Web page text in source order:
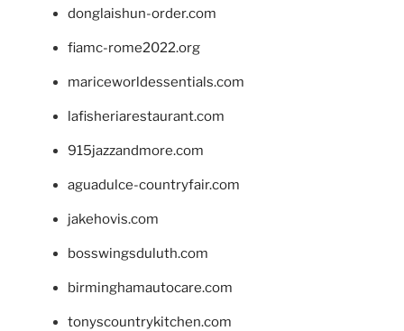
donglaishun-order.com
fiamc-rome2022.org
mariceworldessentials.com
lafisheriarestaurant.com
915jazzandmore.com
aguadulce-countryfair.com
jakehovis.com
bosswingsduluth.com
birminghamautocare.com
tonyscountrykitchen.com